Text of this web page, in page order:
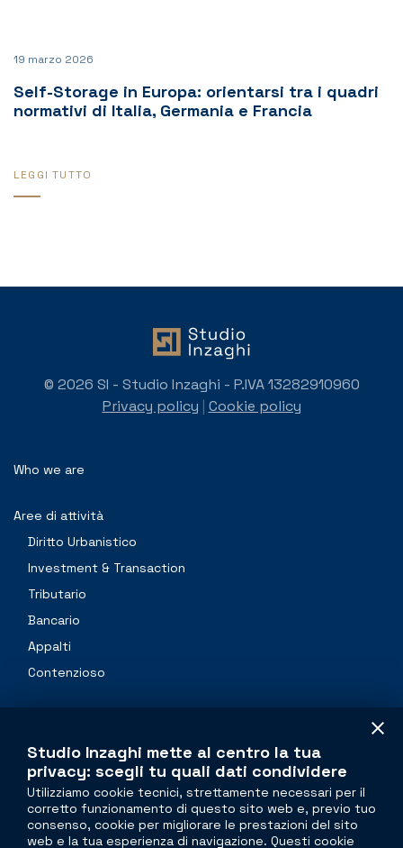
19 marzo 2026
Self-Storage in Europa: orientarsi tra i quadri
normativi di Italia, Germania e Francia
LEGGI TUTTO
Who we are
Aree di attività
Diritto Urbanistico
Investment & Transaction
Tributario
Bancario
Appalti
Contenzioso
Contacts
The legal side ofreal estate
© 2026 SI - Studio Inzaghi - P.IVA 13282910960
Privacy policy | Cookie policy
Studio Inzaghi mette al centro la tua
privacy: scegli tu quali dati condividere
Utilizziamo cookie tecnici, strettamente necessari per il
corretto funzionamento di questo sito web e, previo tuo
consenso, cookie per migliorare le prestazioni del sito
web e la tua esperienza di navigazione. Questi cookie